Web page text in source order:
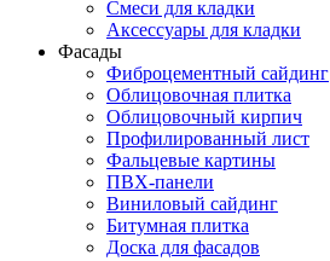
Смеси для кладки
Аксессуары для кладки
Фасады
Фиброцементный сайдинг
Облицовочная плитка
Облицовочный кирпич
Профилированный лист
Фальцевые картины
ПВХ-панели
Виниловый сайдинг
Битумная плитка
Доска для фасадов